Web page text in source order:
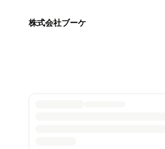
株式会社ブーケ